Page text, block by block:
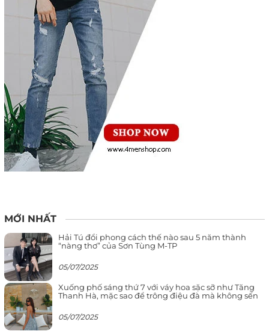
MỚI NHẤT
Hải Tú đổi phong cách thế nào sau 5 năm thành
“nàng thơ” của Sơn Tùng M-TP
05/07/2025
Xuống phố sáng thứ 7 với váy hoa sặc sỡ như Tăng
Thanh Hà, mặc sao để trông điệu đà mà không sến
05/07/2025